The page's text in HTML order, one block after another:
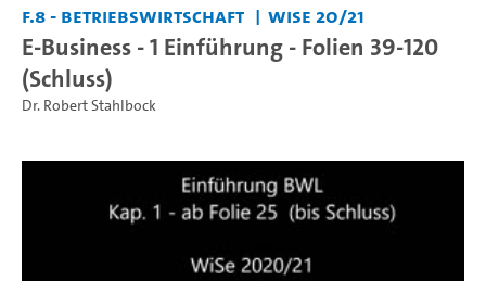
F.8 - Betriebswirtschaft WiSe 20/21
E-Business - 1 Einführung - Folien 39-120
(Schluss)
Dr. Robert Stahlbock